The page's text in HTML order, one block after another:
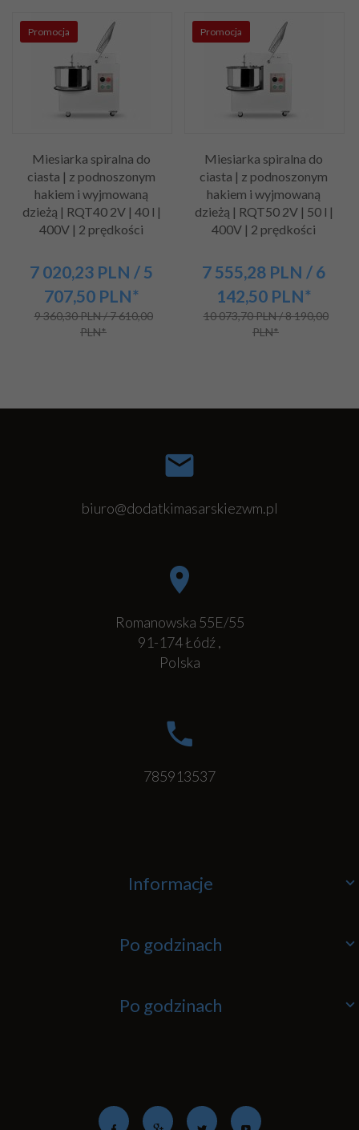
Promocja
Miesiarka spiralna do
ciasta | z podnoszonym
hakiem i wyjmowaną
dzieżą | RQT40 2V | 40 l |
400V | 2 prędkości
7 020,23 PLN / 5
707,50 PLN*
9 360,30 PLN / 7 610,00
PLN*
Promocja
Miesiarka spiralna do
ciasta | z podnoszonym
hakiem i wyjmowaną
dzieżą | RQT50 2V | 50 l |
400V | 2 prędkości
7 555,28 PLN / 6
142,50 PLN*
10 073,70 PLN / 8 190,00
PLN*
biuro@dodatkimasarskiezwm.pl
Romanowska 55E/55
91-174Łódź,
Polska
785913537
Informacje
Po godzinach
Po godzinach